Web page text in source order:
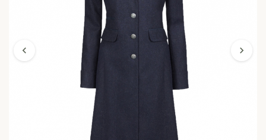
chevron_left chevron_right